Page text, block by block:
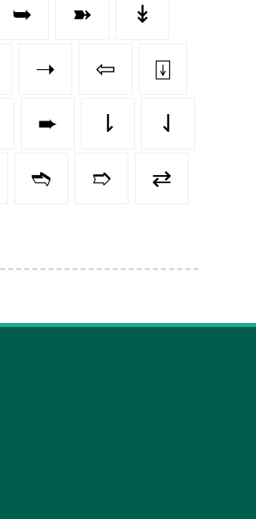
➥ ➽ ↡
➝ ⇦ ⍗
➨ ⇂ ⇃
➬ ➱ ⇄